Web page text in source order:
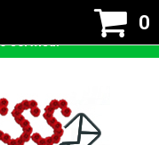
0
tzw ciastek w celu
cookies
serwisu.